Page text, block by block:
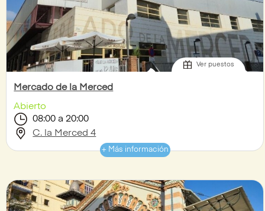
Ver puestos
Mercado de la Merced
Abierto
08:00 a 20:00
C. la Merced 4
+ Más información